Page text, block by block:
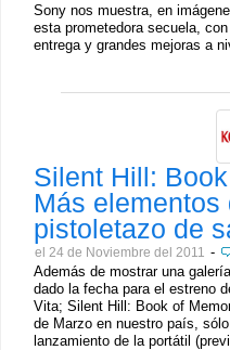
Sony nos muestra, en
esta prometedora secuela,
entrega y grandes mejoras a
Silent Hill:
Más elementos
pistoletazo de
el 24 de Noviembre del 2011 -
Además de mostrar una
dado la fecha para el estreno
Vita; Silent Hill: Book of
de Marzo en nuestro país,
lanzamiento de la portátil